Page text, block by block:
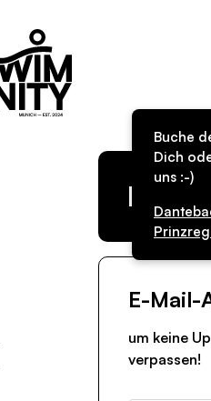
Buche
Dich
uns :-)
Kurs
E-Mail-
um keine
verpassen!